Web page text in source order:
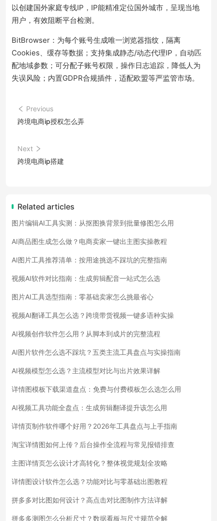
以创建国外家庭专线IP，IP能精准定位国外城市，呈现当地
用户，有效阻断平台检测。
BitBrowser：为每个账号生成唯一浏览器指纹，隔离
Cookies、缓存等数据；支持集成静态/动态代理IP，自动匹
配地域参数；可分配子账号权限，操作日志追踪，降低人为
失误风险；内置GDPR合规插件，适配欧盟等严监管市场。
Previous
跨境电商ip授权怎么弄
Next
跨境电商ip搭建
Related articles
图片编辑AI工具实测：从抠图换背景到批量修图怎么用
AI商品图生成怎么做？电商卖家一键出主图实操教程
AI图片工具推荐清单：按用途挑选不踩坑的完整指南
视频AI软件对比指南：生成剪辑配音一站式怎么选
图片AI工具选型指南：零基础卖家怎么挑最省心
视频AI翻译工具怎么选？跨境带货视频一键多语种实操
AI视频创作软件怎么用？从脚本到成片的完整流程
AI图片软件怎么选不踩坑？五类主流工具盘点与实操指南
AI视频模型怎么选？主流模型对比与出片效果详解
详情图模板下载渠道盘点：免费与付费模板怎么选怎么用
AI视频工具功能全盘点：生成剪辑翻译提升该怎么用
详情页制作软件哪个好用？2026年工具盘点与上手指南
淘宝详情图如何上传？后台操作全流程与常见报错排查
主图详情页怎么设计才高转化？整体视觉规划全攻略
详情图设计软件怎么选？功能对比与零基础出图教程
拼多多对比图如何设计？高点击对比图制作方法详解
拼多多测图怎么分析尺寸？数据看板与尺寸规范全解